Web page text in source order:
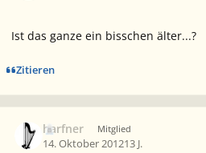
Ist das ganze ein bisschen älter...?
Zitieren
harfner Mitglied
14. Oktober 201213 J.